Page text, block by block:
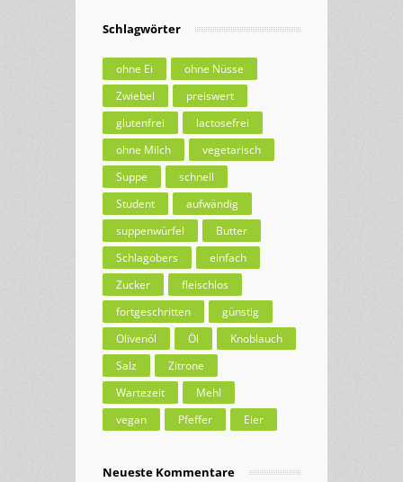
Schlagwörter
ohne Ei
ohne Nüsse
Zwiebel
preiswert
glutenfrei
lactosefrei
ohne Milch
vegetarisch
Suppe
schnell
Student
aufwändig
suppenwürfel
Butter
Schlagobers
einfach
Zucker
fleischlos
fortgeschritten
günstig
Olivenöl
Öl
Knoblauch
Salz
Zitrone
Wartezeit
Mehl
vegan
Pfeffer Eier
Neueste Kommentare